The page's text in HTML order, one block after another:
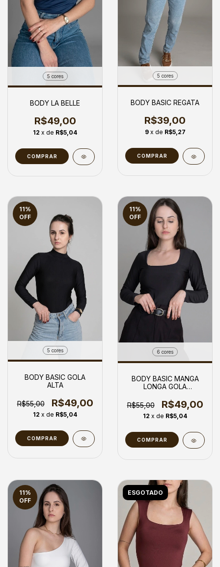
5 cores
BODY LA BELLE
R$49,00
12 x de R$5,04
COMPRAR
5 cores
BODY BASIC REGATA
R$39,00
9 x de R$5,27
COMPRAR
11%
OFF
5 cores
BODY BASIC GOLA
ALTA
R$55,00 R$49,00
12 x de R$5,04
COMPRAR
11%
OFF
6 cores
BODY BASIC MANGA
LONGA GOLA
R$55,00
R$49,00
12 x de R$5,04
COMPRAR
11%
OFF
ESGOTADO